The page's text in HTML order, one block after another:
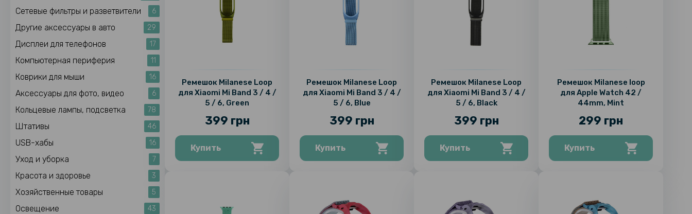
Сетевые фильтры и разветвители 6
Другие аксессуары в авто 29
Дисплеи для телефонов 17
Компьютерная периферия 11
Коврики для мыши 16
Аксессуары для фото, видео 6
Кольцевые лампы, подсветка 78
Штативы 46
USB-хабы 16
Уход и уборка 7
Красота и здоровье 3
Хозяйственные товары 5
Освещение 43
Ремешок Milanese Loop
для Xiaomi Mi Band 3 / 4 /
5 / 6, Green
399 грн
Купить
Ремешок Milanese Loop
для Xiaomi Mi Band 3 / 4 /
5 / 6, Blue
399 грн
Купить
Ремешок Milanese Loop
для Xiaomi Mi Band 3 / 4 /
5 / 6, Black
399 грн
Купить
Ремешок Milanese loop
для Apple Watch 42 /
44mm, Mint
299 грн
Купить